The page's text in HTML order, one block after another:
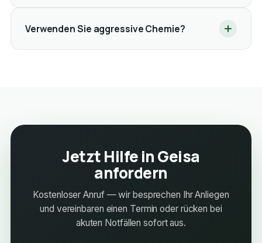
Verwenden Sie aggressive Chemie?
Jetzt Hilfe in Geisa
anfordern
Kostenloser Anruf — wir besprechen Ihr Anliegen
und vereinbaren einen Termin oder rücken bei
akuten Notfällen sofort aus.